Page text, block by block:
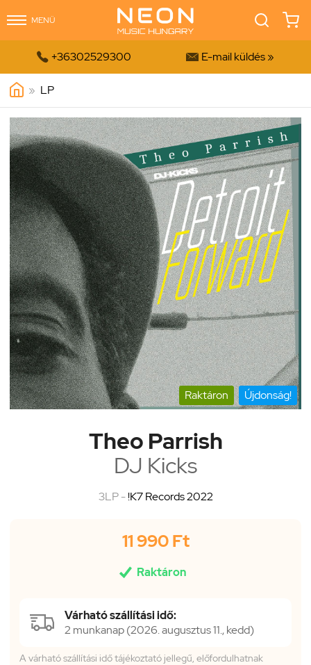
MENÜ
 +36302529300  E-mail küldés »
» LP
Raktáron Újdonság!
Theo Parrish
DJ Kicks
3LP -!K7 Records 2022
11 990 Ft
 Raktáron
Várható szállítási idő:
2 munkanap (2026. augusztus 11., kedd)
A várható szállítási idő tájékoztató jellegű, előfordulhatnak